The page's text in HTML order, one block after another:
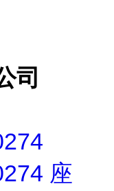
司
座